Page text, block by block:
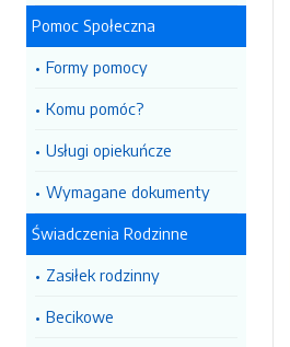
Pomoc Społeczna
Formy pomocy
Komu pomóc?
Usługi opiekuńcze
Wymagane dokumenty
Świadczenia Rodzinne
Zasiłek rodzinny
Becikowe